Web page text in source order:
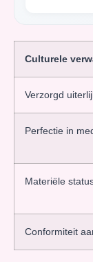
Culturele
Verzorgd
Perfectie in
Materiële
Conformiteit